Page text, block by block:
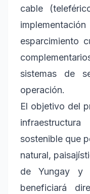
cable
esparcimiento
sistemas de
operación.
El objetivo del
sostenible que
natural,
de Yungay y
beneficiará